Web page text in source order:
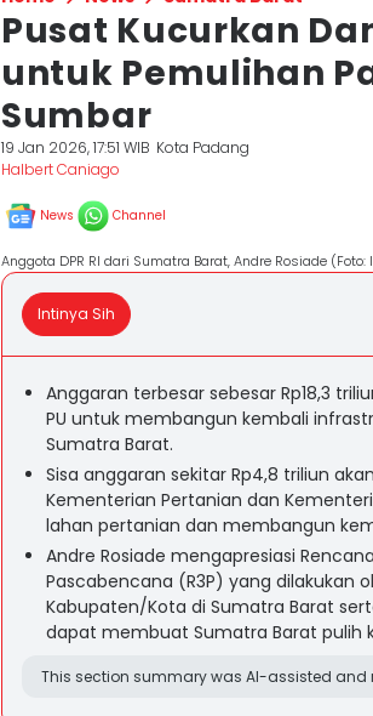
Pusat Kucurkan
untuk Pemulihan
Sumbar
19 Jan 2026, 17:51 WIB Kota Padang
Halbert Caniago
News Channel
Anggota DPR RI dari Sumatra Barat, Andre Rosiade
Intinya Sih
Anggaran terbesar sebesar Rp18,3
PU untuk membangun kembali
Sumatra Barat.
Sisa anggaran sekitar Rp4,8 triliun
Kementerian Pertanian dan
lahan pertanian dan membangun
Andre Rosiade mengapresiasi
Pascabencana (R3P) yang dilakukan
Kabupaten/Kota di Sumatra Barat
dapat membuat Sumatra Barat pulih
This section summary was AI-assisted and